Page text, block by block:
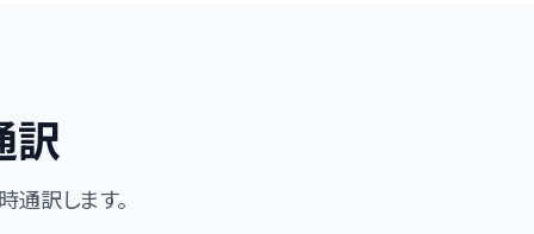
訳
通訳します。